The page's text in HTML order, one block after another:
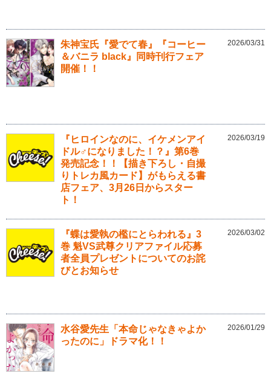
朱神宝氏『愛でて春』『コーヒー
＆バニラ black』同時刊行フェア
開催！！
2026/03/31
『ヒロインなのに、イケメンアイ
ドル♂になりました！？』第6巻
発売記念！！【描き下ろし・自撮
りトレカ風カード】がもらえる書
店フェア、3月26日からスター
ト！
2026/03/19
『蝶は愛執の檻にとらわれる』3
巻 魁VS武尊クリアファイル応募
者全員プレゼントについてのお詫
びとお知らせ
2026/03/02
水谷愛先生「本命じゃなきゃよか
ったのに」ドラマ化！！
2026/01/29